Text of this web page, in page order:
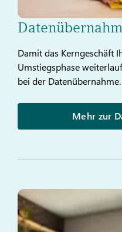
Damit das Kerngeschäft
Umstiegsphase
bei der Datenübernahme.
Mehr zur